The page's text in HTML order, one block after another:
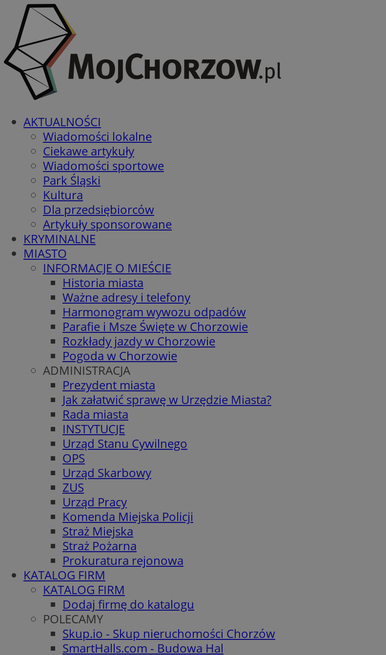
AKTUALNOŚCI
Wiadomości lokalne
Ciekawe artykuły
Wiadomości sportowe
Park Śląski
Kultura
Dla przedsiębiorców
Artykuły sponsorowane
KRYMINALNE
MIASTO
INFORMACJE O MIEŚCIE
Historia miasta
Ważne adresy i telefony
Harmonogram wywozu odpadów
Parafie i Msze Święte w Chorzowie
Rozkłady jazdy w Chorzowie
Pogoda w Chorzowie
ADMINISTRACJA
Prezydent miasta
Jak załatwić sprawę w Urzędzie Miasta?
Rada miasta
INSTYTUCJE
Urząd Stanu Cywilnego
OPS
Urząd Skarbowy
ZUS
Urząd Pracy
Komenda Miejska Policji
Straż Miejska
Straż Pożarna
Prokuratura rejonowa
KATALOG FIRM
KATALOG FIRM
Dodaj firmę do katalogu
POLECAMY
Skup.io - Skup nieruchomości Chorzów
SmartHalls.com - Budowa Hal